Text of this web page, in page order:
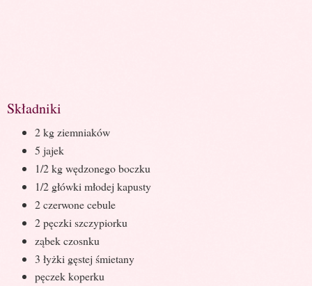
Składniki
2 kg ziemniaków
5 jajek
1/2 kg wędzonego boczku
1/2 główki młodej kapusty
2 czerwone cebule
2 pęczki szczypiorku
ząbek czosnku
3 łyżki gęstej śmietany
pęczek koperku